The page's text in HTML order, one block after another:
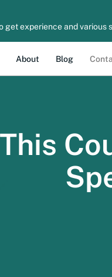
get experience and various
About Blog
niż proste opłacenie
bezpieczeństwa. Ten
This